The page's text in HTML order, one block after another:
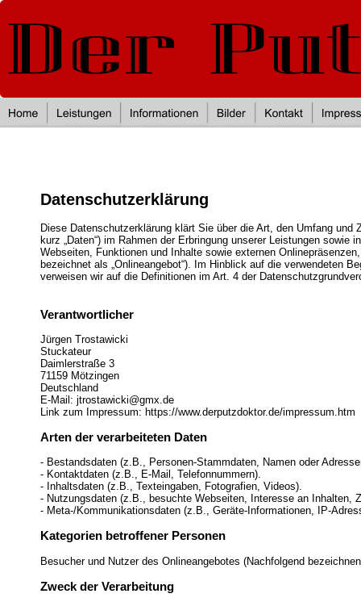
Datenschutzerklärung
Diese Datenschutzerklärung klärt Sie über die Art, den Umfang
kurz „Daten“) im Rahmen der Erbringung unserer Leistungen
Webseiten, Funktionen und Inhalte sowie externen
bezeichnet als „Onlineangebot“). Im Hinblick auf die verwendeten
verweisen wir auf die Definitionen im Art. 4 der
Verantwortlicher
Jürgen Trostawicki
Stuckateur
Daimlerstraße 3
71159 Mötzingen
Deutschland
E-Mail: jtrostawicki@gmx.de
Link zum Impressum: https://www.derputzdoktor.de/impressum.htm
Arten der verarbeiteten Daten
- Bestandsdaten (z.B., Personen-Stammdaten, Namen oder
- Kontaktdaten (z.B., E-Mail, Telefonnummern).
- Inhaltsdaten (z.B., Texteingaben, Fotografien, Videos).
- Nutzungsdaten (z.B., besuchte Webseiten, Interesse an Inhalten,
- Meta-/Kommunikationsdaten (z.B., Geräte-Informationen, IP-
Kategorien betroffener Personen
Besucher und Nutzer des Onlineangebotes (Nachfolgend
Zweck der Verarbeitung